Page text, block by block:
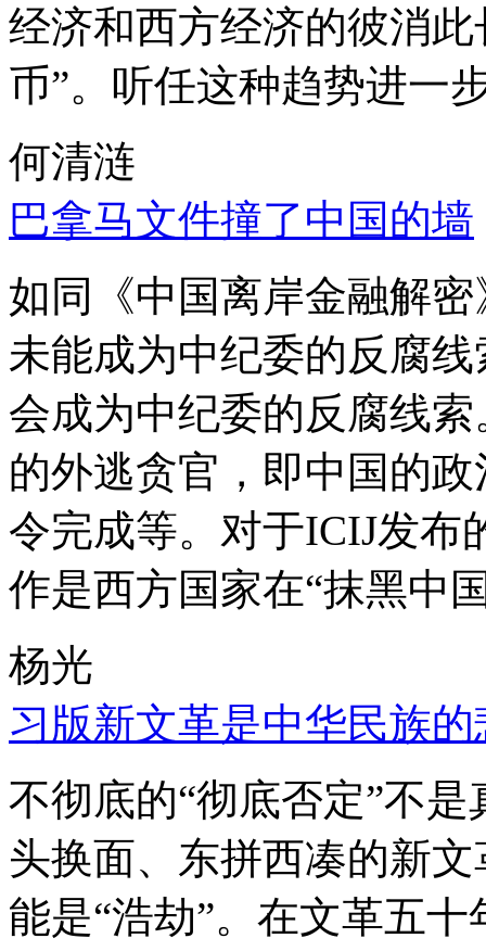
经济和西方经济的彼消
币”。听任这种趋势进一
何清涟
巴拿马文件撞了中国的墙
如同《中国离岸金融解
未能成为中纪委的反腐
会成为中纪委的反腐线
的外逃贪官，即中国的
令完成等。对于ICIJ发布
作是西方国家在“抹黑中
杨光
习版新文革是中华民族的
不彻底的“彻底否定”不
头换面、东拼西凑的新
能是“浩劫”。在文革五